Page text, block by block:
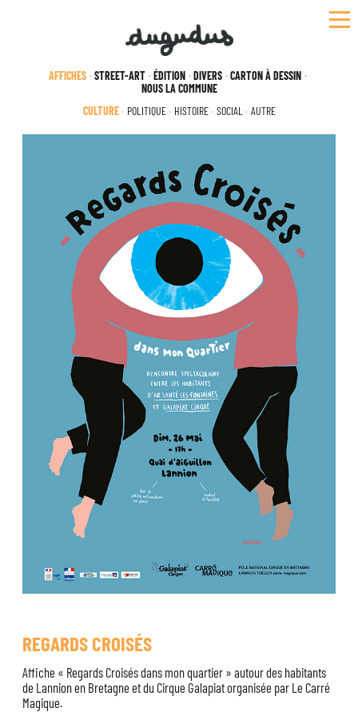
REGARDS CROISÉS
Affiche « Regards Croisés dans mon quartier » autour des habitants
de Lannion en Bretagne et du Cirque Galapiat organisée par Le Carré
Magique.
AFFICHES STREET-ART ÉDITION DIVERS CARTON À DESSIN
NOUS LA COMMUNE
CULTURE
POLITIQUE HISTOIRE SOCIAL AUTRE